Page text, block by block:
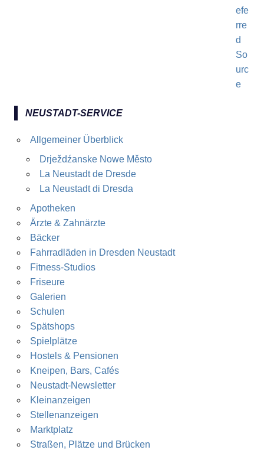
NEUSTADT-SERVICE
Allgemeiner Überblick
Drježdźanske Nowe Město
La Neustadt de Dresde
La Neustadt di Dresda
Apotheken
Ärzte & Zahnärzte
Bäcker
Fahrradläden in Dresden Neustadt
Fitness-Studios
Friseure
Galerien
Schulen
Spätshops
Spielplätze
Hostels & Pensionen
Kneipen, Bars, Cafés
Neustadt-Newsletter
Kleinanzeigen
Stellenanzeigen
Marktplatz
Straßen, Plätze und Brücken